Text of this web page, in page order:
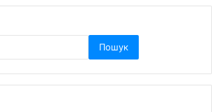
Пошук